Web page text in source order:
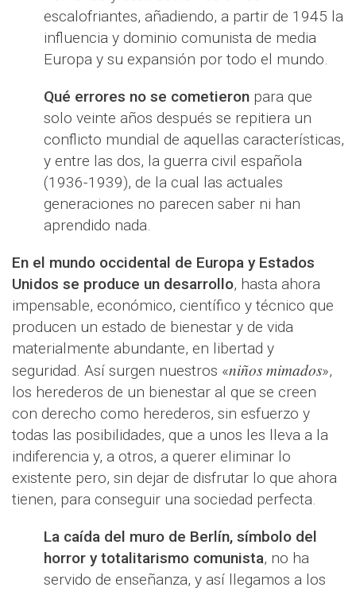
escalofriantes, añadiendo, a partir de 1945 la
influencia y dominio comunista de media
Europa y su expansión por todo el mundo.
Qué errores no se cometieron para que
solo veinte años después se repitiera un
conflicto mundial de aquellas características,
y entre las dos, la guerra civil española
(1936-1939), de la cual las actuales
generaciones no parecen saber ni han
aprendido nada.
En el mundo occidental de Europa y Estados
Unidos se produce un desarrollo, hasta ahora
impensable, económico, científico y técnico que
producen un estado de bienestar y de vida
materialmente abundante, en libertad y
seguridad. Así surgen nuestros «niños mimados»,
los herederos de un bienestar al que se creen
con derecho como herederos, sin esfuerzo y
todas las posibilidades, que a unos les lleva a la
indiferencia y, a otros, a querer eliminar lo
existente pero, sin dejar de disfrutar lo que ahora
tienen, para conseguir una sociedad perfecta.
La caída del muro de Berlín, símbolo del
horror y totalitarismo comunista, no ha
servido de enseñanza, y así llegamos a los